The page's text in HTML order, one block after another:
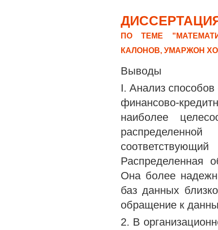
ПО ТЕМЕ
КАЛОНОВ, УМАРЖОН
Выводы
I. Анализ
финансово-
наиболее
Распределенная
Она более
баз данных
обращение к
2. В